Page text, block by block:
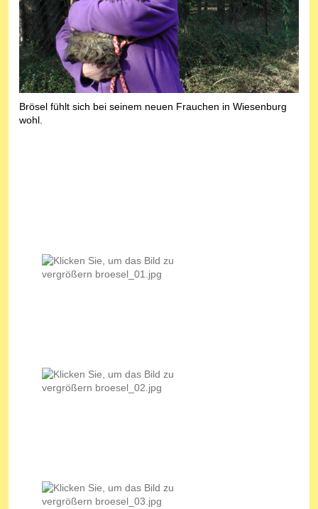
Brösel fühlt sich bei seinem neuen Frauchen in Wiesenburg
wohl.